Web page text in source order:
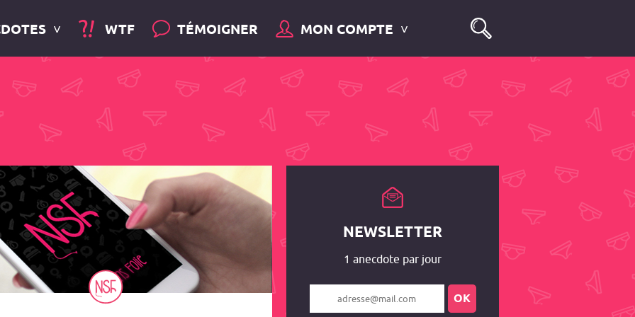
WTF TÉMOIGNER MON COMPTE
NEWSLETTER
1 anecdote par jour
OK